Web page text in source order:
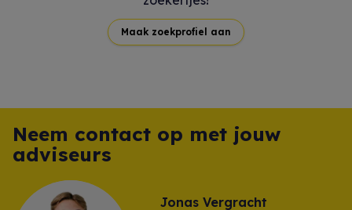
Maak zoekprofiel aan
Neem contact op met jouw
adviseurs
Jonas Vergracht